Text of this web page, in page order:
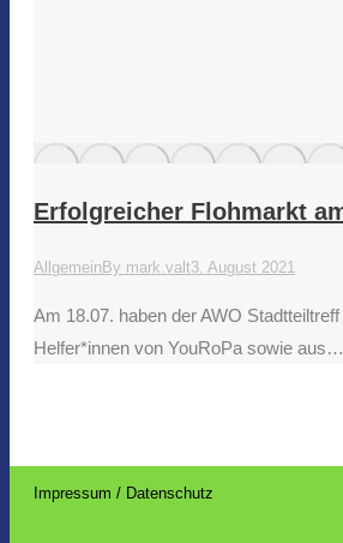
Erfolgreicher Flohmarkt
AllgemeinBy mark.valt3. August 2021
Am 18.07. haben der AWO
Helfer*innen von YouRoPa sowie aus…
Impressum / Datenschutz